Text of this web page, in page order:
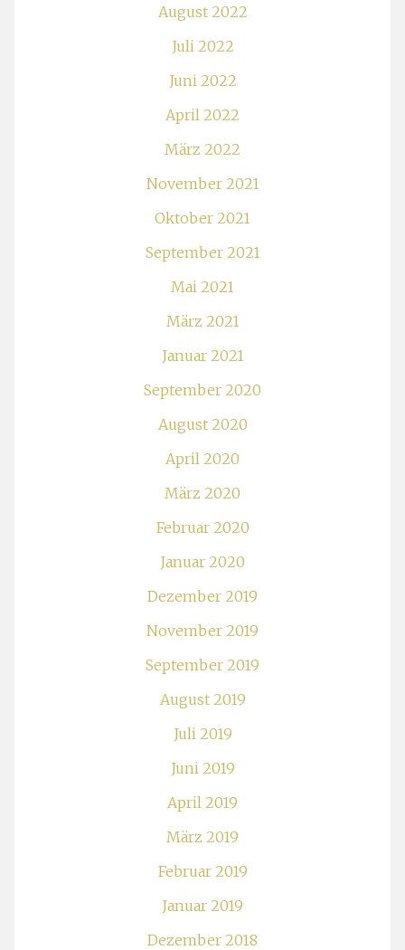
August 2022
Juli 2022
Juni 2022
April 2022
März 2022
November 2021
Oktober 2021
September 2021
Mai 2021
März 2021
Januar 2021
September 2020
August 2020
April 2020
März 2020
Februar 2020
Januar 2020
Dezember 2019
November 2019
September 2019
August 2019
Juli 2019
Juni 2019
April 2019
März 2019
Februar 2019
Januar 2019
Dezember 2018